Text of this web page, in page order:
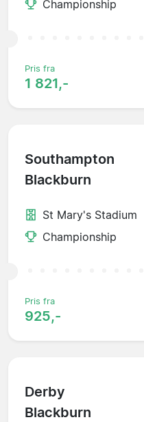
Championship
Pris fra
1 821,-
Southampton
Blackburn
St Mary's Stadium
Championship
Pris fra
925,-
Derby
Blackburn